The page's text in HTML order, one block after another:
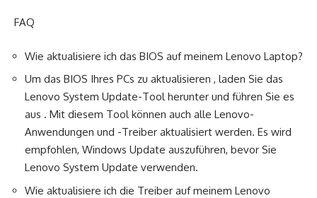
FAQ
Wie aktualisiere ich das BIOS auf meinem Lenovo Laptop?
Um das BIOS Ihres PCs zu aktualisieren , laden Sie das
Lenovo System Update-Tool herunter und führen Sie es
aus . Mit diesem Tool können auch alle Lenovo-
Anwendungen und -Treiber aktualisiert werden. Es wird
empfohlen, Windows Update auszuführen, bevor Sie
Lenovo System Update verwenden.
Wie aktualisiere ich die Treiber auf meinem Lenovo